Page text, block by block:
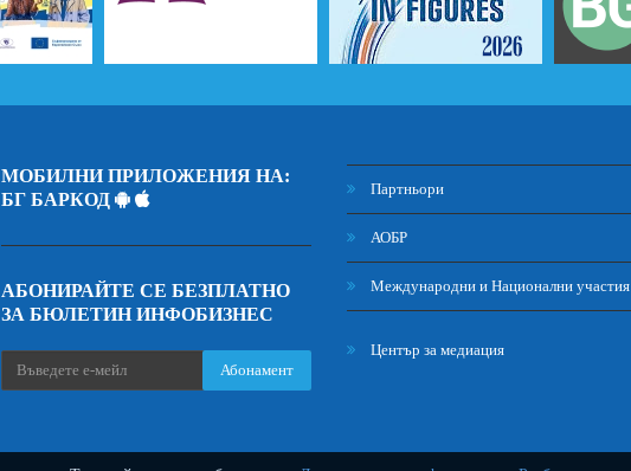
МОБИЛНИ ПРИЛОЖЕНИЯ НА:
БГ БАРКОД
АБОНИРАЙТЕ СЕ БЕЗПЛАТНО
ЗА БЮЛЕТИН ИНФОБИЗНЕС
Абонамент
Партньори
АОБР
Международни и Национални участия
Център за медиация